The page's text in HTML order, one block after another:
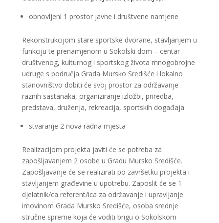
obnovljeni 1 prostor javne i društvene namjene
Rekonstrukcijom stare sportske dvorane, stavljanjem u
funkciju te prenamjenom u Sokolski dom – centar
društvenog, kulturnog i sportskog života mnogobrojne
udruge s područja Grada Mursko Središće i lokalno
stanovništvo dobiti će svoj prostor za održavanje
raznih sastanaka, organiziranje izložbi, priredba,
predstava, druženja, rekreacija, sportskih događaja.
stvaranje 2 nova radna mjesta
Realizacijom projekta javiti će se potreba za
zapošljavanjem 2 osobe u Gradu Mursko Središće.
Zapošljavanje će se realizirati po završetku projekta i
stavljanjem građevine u upotrebu. Zaposlit će se 1
djelatnik/ca referent/ica za održavanje i upravljanje
imovinom Grada Mursko Središće, osoba srednje
stručne spreme koja će voditi brigu o Sokolskom